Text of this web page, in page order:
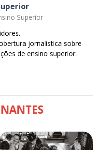
Superior
jornalística sobre
de ensino superior.